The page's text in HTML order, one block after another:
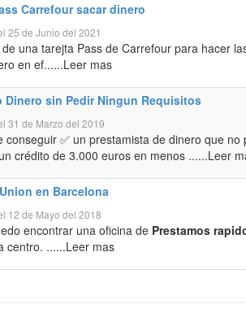
Carrefour sacar dinero
25 de Junio del 2021
una tarejta Pass de Carrefour para hacer
en ef......Leer mas
Dinero sin Pedir Ningun Requisitos
31 de Marzo del 2019
conseguir ✅ un prestamista de dinero que
crédito de 3.000 euros en menos ......Leer
en Barcelona
12 de Mayo del 2018
encontrar una oficina de Prestamos
centro. ......Leer mas